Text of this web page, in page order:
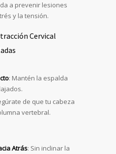
a prevenir lesiones
y la tensión.
Cervical
: Mantén la espalda
de que tu cabeza
vertebral.
Atrás: Sin inclinar la